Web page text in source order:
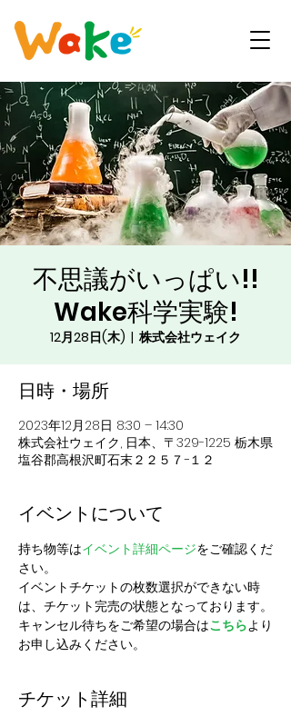
不思議がいっぱい!!
Wake科学実験!
12月28日(木)
  |
株式会社ウェイク
日時・場所
2023年12月28日 8:30 – 14:30
株式会社ウェイク, 日本、〒329-1225 栃木県
塩谷郡高根沢町石末２２５７−１２
イベントについて
持ち物等はイベント詳細ページをご確認くだ
さい。
イベントチケットの枚数選択ができない時
は、チケット完売の状態となっております。
キャンセル待ちをご希望の場合はこちらより
お申し込みください。
チケット詳細